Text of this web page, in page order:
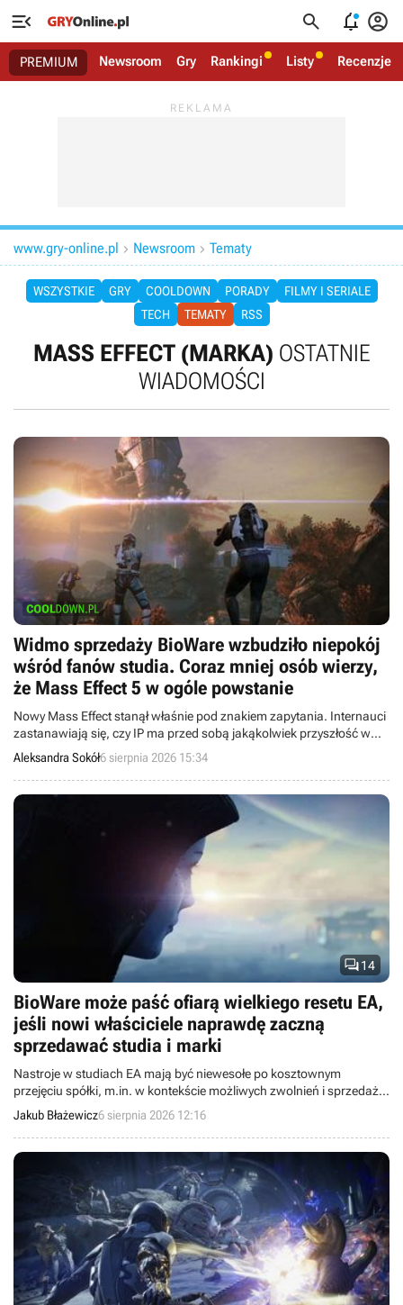
   
PREMIUM Newsroom Gry Rankingi Listy Recenzje
www.gry-online.pl  Newsroom  Tematy
WSZYSTKIE GRY COOLDOWN PORADY
FILMY I SERIALE
TECH
TEMATY RSS
MASS EFFECT (MARKA) OSTATNIE
WIADOMOŚCI
Widmo sprzedaży BioWare wzbudziło niepokój
wśród fanów studia. Coraz mniej osób wierzy,
że Mass Effect 5 w ogóle powstanie
Nowy Mass Effect stanął właśnie pod znakiem zapytania. Internauci
zastanawiają się, czy IP ma przed sobą jakąkolwiek przyszłość w
obliczu potencjalnej sprzedaży studia.
Aleksandra Sokół6 sierpnia 2026 15:34
14
BioWare może paść ofiarą wielkiego resetu EA,
jeśli nowi właściciele naprawdę zaczną
sprzedawać studia i marki
Nastroje w studiach EA mają być niewesołe po kosztownym
przejęciu spółki, m.in. w kontekście możliwych zwolnień i sprzedaży
marek oraz studiów.
Jakub Błażewicz6 sierpnia 2026 12:16